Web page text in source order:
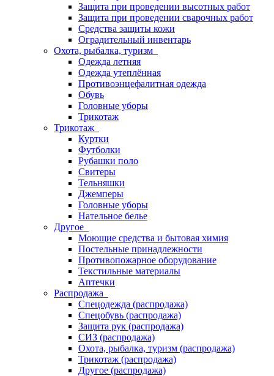
Защита при проведении высотных работ
Защита при проведении сварочных работ
Средства защиты кожи
Оградительный инвентарь
Охота, рыбалка, туризм
Одежда летняя
Одежда утеплённая
Противоэнцефалитная одежда
Обувь
Головные уборы
Трикотаж
Трикотаж
Куртки
Футболки
Рубашки поло
Свитеры
Тельняшки
Джемперы
Головные уборы
Нательное белье
Другое
Моющие средства и бытовая химия
Постельные принадлежности
Противопожарное оборудование
Текстильные материалы
Аптечки
Распродажа
Спецодежда (распродажа)
Спецобувь (распродажа)
Защита рук (распродажа)
СИЗ (распродажа)
Охота, рыбалка, туризм (распродажа)
Трикотаж (распродажа)
Другое (распродажа)